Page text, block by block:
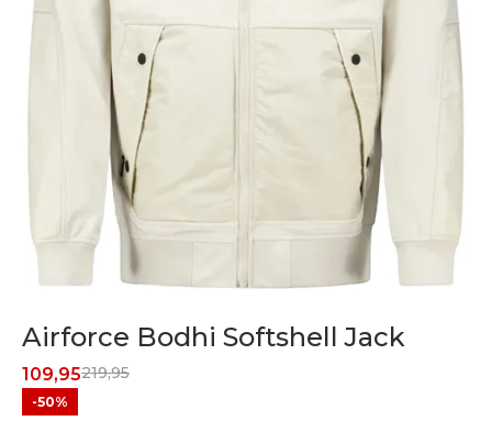
Airforce Bodhi Softshell Jack
219,95
109,95
-50%